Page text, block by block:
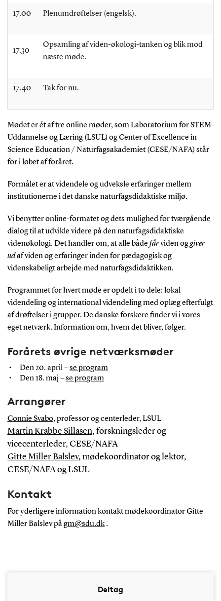
17.00 Plenumdrøftelser (engelsk).
17.30
Opsamling af viden-økologi-tanken og blik mod
næste møde.
17.40 Tak for nu.
Mødet er ét af tre online møder, som Laboratorium for STEM
Uddannelse og Læring (LSUL) og Center of Excellence in
Science Education / Naturfagsakademiet (CESE/NAFA) står
for i løbet af foråret.
Formålet er at videndele og udveksle erfaringer mellem
institutionerne i det danske naturfagsdidaktiske miljø.
Vi benytter online-formatet og dets mulighed for tværgående
dialog til at udvikle videre på den naturfagsdidaktiske
videnøkologi. Det handler om, at alle både fårviden oggiver
udaf viden og erfaringer inden for pædagogisk og
videnskabeligt arbejde med naturfagsdidaktikken.
Programmet for hvert møde er opdelt i to dele: lokal
videndeling og international videndeling med oplæg efterfulgt
af drøftelser i grupper. De danske forskere finder vi i vores
eget netværk. Information om, hvem det bliver, følger.
Forårets øvrige netværksmøder
Den 20. april –se program
Den 18. maj –se program
Arrangører
Connie Svabo, professor og centerleder, LSUL
Martin Krabbe Sillasen, forskningsleder og
vicecenterleder, CESE/NAFA
Gitte Miller Balslev, mødekoordinator og lektor,
CESE/NAFA og LSUL
Kontakt
For yderligere information kontakt mødekoordinator Gitte
Miller Balslev pågm@sdu.dk.
Deltag